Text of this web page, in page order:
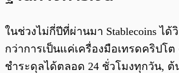
ในช่วงไม่กี่ปีที่ผ่านมา Stablecoins ไ
กว่าการเป็นแค่เครื่องมือเทรดคริปโ
ชำระดุลได้ตลอด 24 ชั่วโมงทุกวัน,